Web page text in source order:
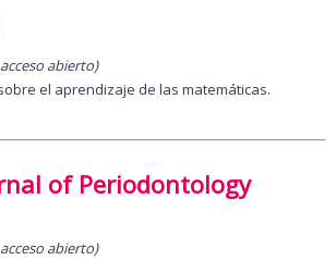
abierto)
el aprendizaje de las matemáticas.
of Periodontology
abierto)